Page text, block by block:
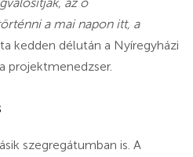
az ő
a mai napon itt, a
kedden délután a Nyíregyházi
projektmenedzser.
szegregátumban is. A